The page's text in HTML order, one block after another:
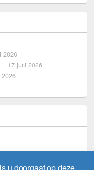
2026
17 juni 2026
2026
u doorgaat op deze